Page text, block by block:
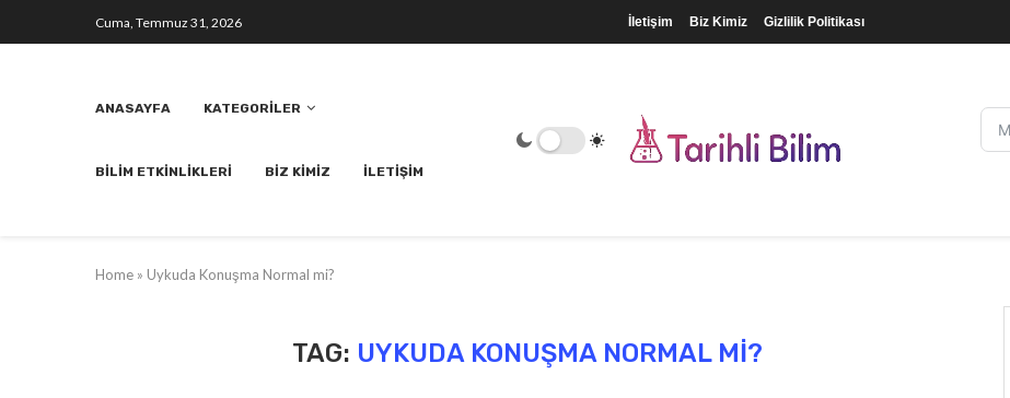
Cuma, Temmuz 31, 2026 İletişim Biz Kimiz Gizlilik Politikası
ANASAYFA KATEGORILER
BILIM ETKINLIKLERI BIZ KIMIZ İLETIŞIM
Home » Uykuda Konuşma Normal mi?
TAG: UYKUDA KONUŞMA NORMAL MI?